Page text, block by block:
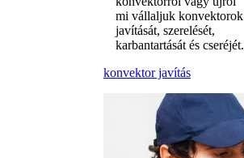
mi vállaljuk konvektorok
javítását, szerelését,
karbantartását és cseréjét.
konvektor javítás